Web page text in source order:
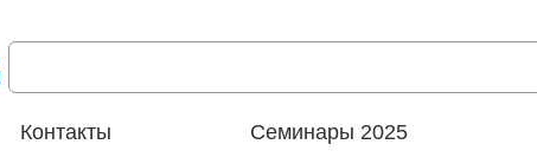
Контакты Семинары 2025